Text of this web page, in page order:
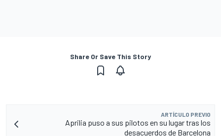
Share Or Save This Story
ARTÍCULO PREVIO
Aprilia puso a sus pilotos en su lugar tras los
desacuerdos de Barcelona